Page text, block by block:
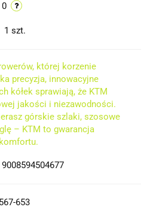
0
1 szt.
której korzenie
precyzja, innowacyjne
kółek sprawiają, że KTM
jakości i niezawodności.
górskie szlaki, szosowe
– KTM to gwarancja
9008594504677
653